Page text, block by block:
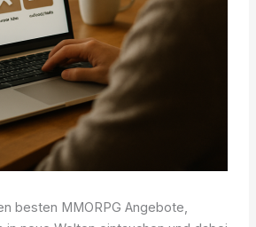
besten MMORPG Angebote,